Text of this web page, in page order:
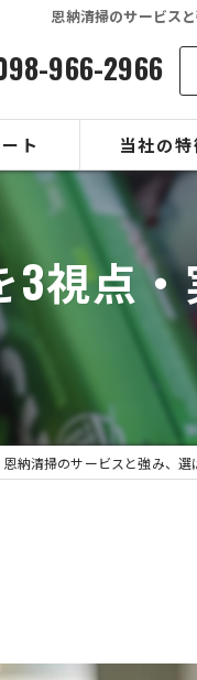
恩納清掃のサービス
966-2966
ト 当社の特
可燃ゴミ
不燃ゴミ
宿泊施設
視点
恩納清掃のサービスと強み、